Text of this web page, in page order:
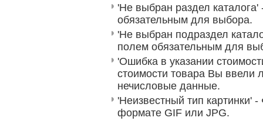
'Не выбран раздел каталога'
обязательным для выбора.
'Не выбран подраздел
полем обязательным для
'Ошибка в указании
стоимости товара Вы ввели
нечисловые данные.
'Неизвестный тип картинки'
формате GIF или JPG.